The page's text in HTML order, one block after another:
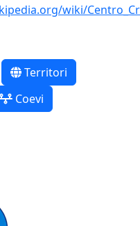
wiki/
Territori
Coevi